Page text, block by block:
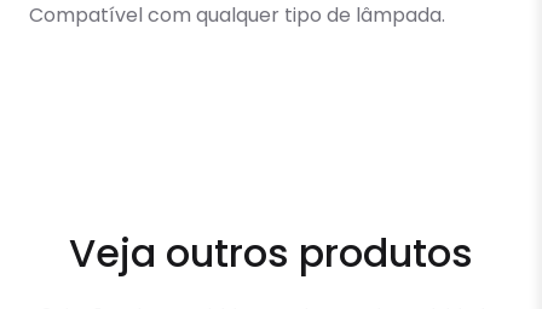
Compatível com qualquer tipo de lâmpada.
Veja outros produtos